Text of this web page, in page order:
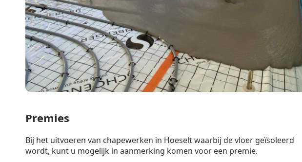
Premies
Bij het uitvoeren van chapewerken in Hoeselt waarbij de vloer geïsoleerd
wordt, kunt u mogelijk in aanmerking komen voor een premie.